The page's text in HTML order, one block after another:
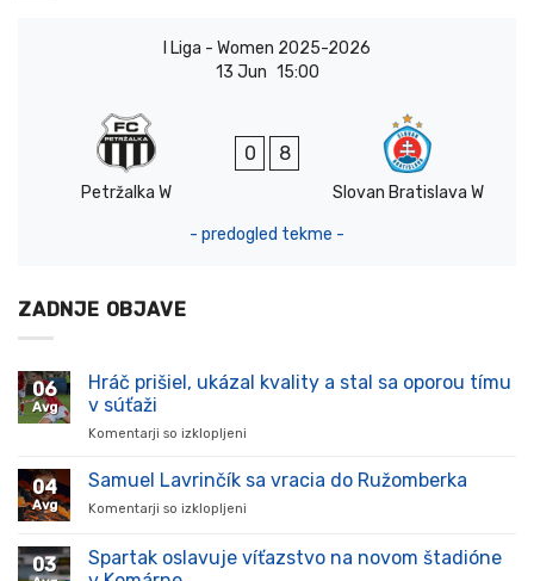
I Liga - Women 2025-2026
13 Jun 15:00
Petržalka W
0 8
Slovan Bratislava W
- predogled tekme -
ZADNJE OBJAVE
06
Avg
Hráč prišiel, ukázal kvality a stal sa oporou tímu
v súťaži
Komentarji so izklopljeni
prišiel,
stal
04
Avg
Samuel Lavrinčík sa vracia do Ružomberka
Komentarji so izklopljeni
Lavrinčík
03
Spartak oslavuje víťazstvo na novom štadióne